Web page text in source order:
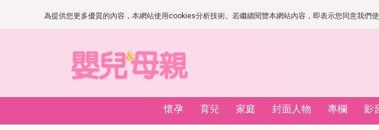
為提供您更多優質的內容，本網站使用cookies分析技術。若繼續閱覽本網站內容，即表示您同意我們
懷孕 育兒 家庭 封面人物 專欄 影